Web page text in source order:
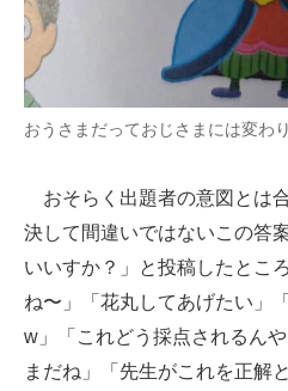
おうさまだっておじさまには変わ
おそらく出題者の意図とは
決して間違いではないこの答
いいすか？」と投稿したとこ
ね〜」「花丸してあげたい」
w」「これどう採点されるん
まだね」「先生がこれを正解